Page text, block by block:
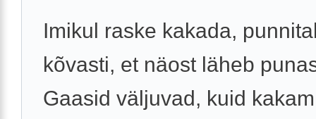
Imikul raske kakada,
kõvasti, et näost läheb
Gaasid väljuvad, kuid